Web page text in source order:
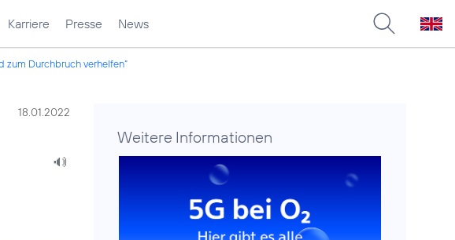
Karriere Presse News
zum Durchbruch verhelfen“
18.01.2022
Weitere Informationen